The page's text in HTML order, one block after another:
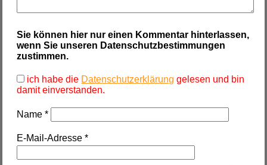
Sie können hier nur einen Kommentar hinterlassen,
wenn Sie unseren Datenschutzbestimmungen
zustimmen.
ich habe die Datenschutzerklärung gelesen und bin
damit einverstanden.
Name*
E-Mail-Adresse*